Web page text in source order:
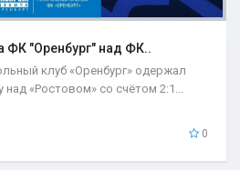
ФК "Оренбург" над ФК..
клуб «Оренбург» одержал
«Ростовом» со счётом 2:1...
0